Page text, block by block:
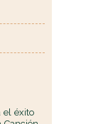
el éxito